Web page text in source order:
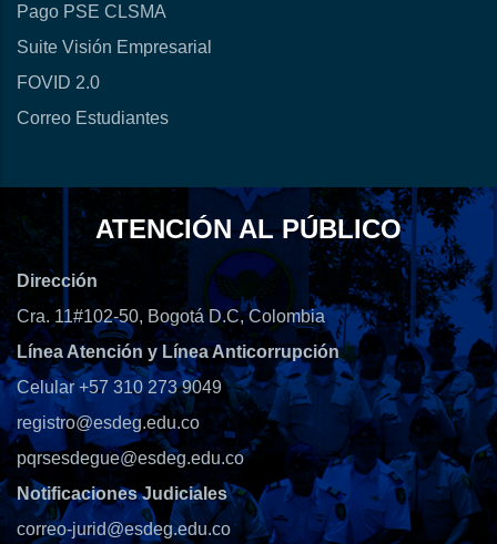
Pago PSE CLSMA
Suite Visión Empresarial
FOVID 2.0
Correo Estudiantes
ATENCIÓN AL PÚBLICO
Dirección
Cra. 11#102-50, Bogotá D.C, Colombia
Línea Atención y Línea Anticorrupción
Celular +57 310 273 9049
registro@esdeg.edu.co
pqrsesdegue@esdeg.edu.co
Notificaciones Judiciales
correo-jurid@esdeg.edu.co